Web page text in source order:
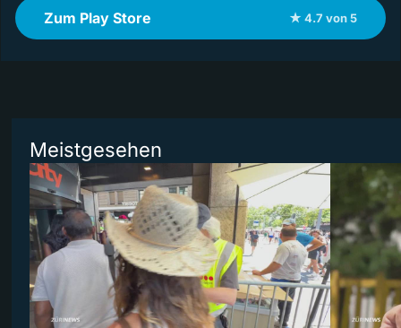
Zum Play Store ★ 4.7 von 5
Meistgesehen